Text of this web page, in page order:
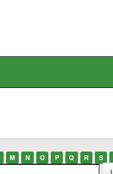
M N O P Q R S